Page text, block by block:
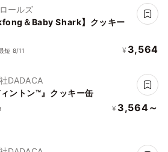
ールズ
＆Baby Shark】クッキー
短 8/11 ¥ 3,564
DADACA
ィントン™』クッキー缶
¥ 3,564～